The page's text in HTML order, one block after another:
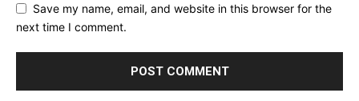
Save my name, email, and website in this browser for the
next time I comment.